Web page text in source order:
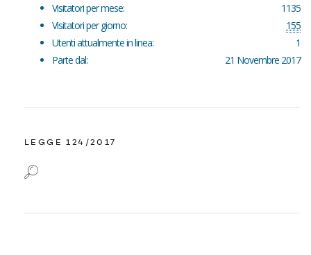
1135
Visitatori per mese:
155
Visitatori per giorno:
1
Utenti attualmente in linea:
21 Novembre 2017
Parte dal:
LEGGE 124/2017